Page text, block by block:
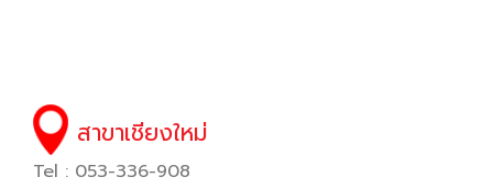
สาขาเชียงใหม่
Tel : 053-336-908